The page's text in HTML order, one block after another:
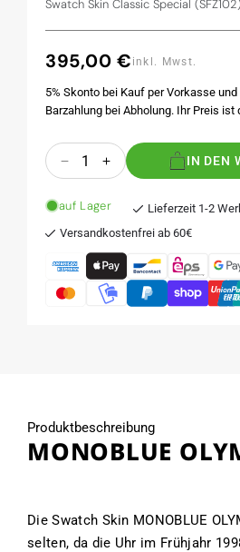
Swatch Skin Classic Special (SFZ102)
Normaler
395,00 € inkl. Mwst.
5% Skonto bei Kauf per Vorkasse
Barzahlung bei Abholung. Ihr Preis ist
Anzahl
Verringere
Menge
für
OLYMPIA
LOGO
Erhöhe
Menge
für
OLYMPIA
LOGO
IN DEN
auf Lager
Lieferzeit 1-2
Versandkostenfrei ab 60€
Produktbeschreibung
MONOBLUE
Die Swatch Skin MONOBLUE
selten, da die Uhr im Frühjahr